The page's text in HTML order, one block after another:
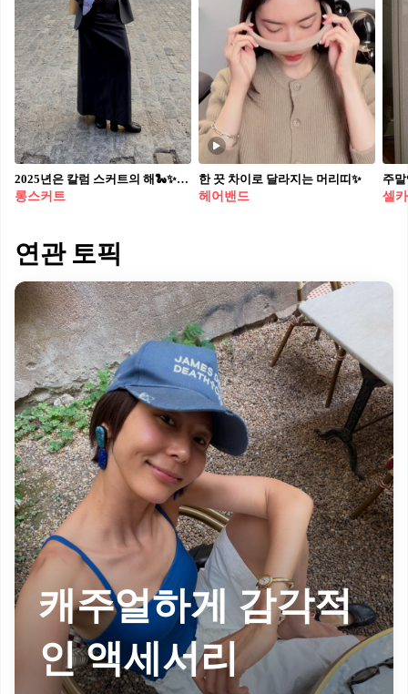
2025년은 칼럼 스커트의 해🐍✨ 작년 수많은 트렌드가 뜨고 졌습니다. 그중 패션앤스타일에서 펜슬 스커트의 유행을 알려드렸었죠. 올해 유행할 스커트는 ‘칼럼(Column) 스커트’입니다. 펜슬 스커트와 칼럼 스커트는 그 구분이 혼용되지만, 실루엣에 약간의 차이가 있습니다. 펜슬 스커트는 종아리까지 오는 것이 일반적이라면, 칼럼 스커트는 그 뜻처럼 원기둥과 같이 일자로 뚝 떨어지는 직선적인 라인을 갖고있죠. 맥시한 기장도 특징이고요. 칼럼 스커트는 몸선을 드러낸 것도 아닌데 도시적이고, 페미닌한 느낌이 있습니다. 추구미와 부합하다면 올해 포문은 칼럼스커트와 함께 열어보시면 어떨까요?
롱스커트
한 끗 차이로 달라지는 머리띠✨
헤어밴드
주
셀카
연관 토픽
캐주얼하게 감각적
인 액세서리